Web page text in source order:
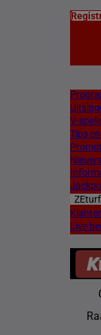
V-
Tips
Nieuws
Live